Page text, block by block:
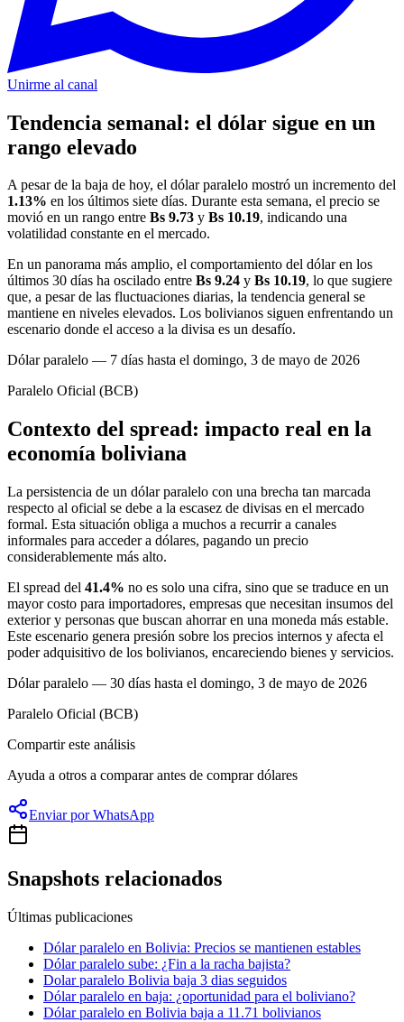
Unirme al canal
Tendencia semanal: el dólar sigue en un
rango elevado
A pesar de la baja de hoy, el dólar paralelo mostró un incremento del
1.13% en los últimos siete días. Durante esta semana, el precio se
movió en un rango entre Bs 9.73 y Bs 10.19, indicando una
volatilidad constante en el mercado.
En un panorama más amplio, el comportamiento del dólar en los
últimos 30 días ha oscilado entre Bs 9.24 y Bs 10.19, lo que sugiere
que, a pesar de las fluctuaciones diarias, la tendencia general se
mantiene en niveles elevados. Los bolivianos siguen enfrentando un
escenario donde el acceso a la divisa es un desafío.
Dólar paralelo — 7 días hasta el domingo, 3 de mayo de 2026
Paralelo Oficial (BCB)
Contexto del spread: impacto real en la
economía boliviana
La persistencia de un dólar paralelo con una brecha tan marcada
respecto al oficial se debe a la escasez de divisas en el mercado
formal. Esta situación obliga a muchos a recurrir a canales
informales para acceder a dólares, pagando un precio
considerablemente más alto.
El spread del 41.4% no es solo una cifra, sino que se traduce en un
mayor costo para importadores, empresas que necesitan insumos del
exterior y personas que buscan ahorrar en una moneda más estable.
Este escenario genera presión sobre los precios internos y afecta el
poder adquisitivo de los bolivianos, encareciendo bienes y servicios.
Dólar paralelo — 30 días hasta el domingo, 3 de mayo de 2026
Paralelo Oficial (BCB)
Compartir este análisis
Ayuda a otros a comparar antes de comprar dólares
Enviar por WhatsApp
Snapshots relacionados
Últimas publicaciones
Dólar paralelo en Bolivia: Precios se mantienen estables
Dólar paralelo sube: ¿Fin a la racha bajista?
Dolar paralelo Bolivia baja 3 dias seguidos
Dólar paralelo en baja: ¿oportunidad para el boliviano?
Dólar paralelo en Bolivia baja a 11.71 bolivianos